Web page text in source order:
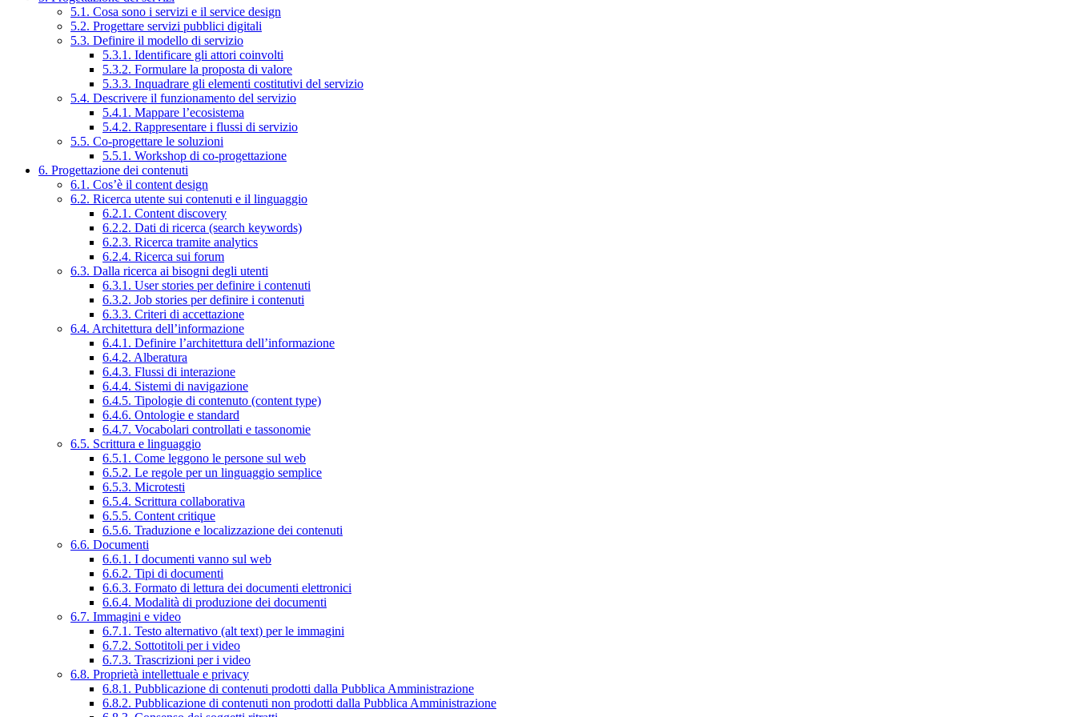
5.1. Cosa sono i servizi e il service design
5.2. Progettare servizi pubblici digitali
5.3. Definire il modello di servizio
5.3.1. Identificare gli attori coinvolti
5.3.2. Formulare la proposta di valore
5.3.3. Inquadrare gli elementi costitutivi del servizio
5.4. Descrivere il funzionamento del servizio
5.4.1. Mappare l’ecosistema
5.4.2. Rappresentare i flussi di servizio
5.5. Co-progettare le soluzioni
5.5.1. Workshop di co-progettazione
6. Progettazione dei contenuti
6.1. Cos’è il content design
6.2. Ricerca utente sui contenuti e il linguaggio
6.2.1. Content discovery
6.2.2. Dati di ricerca (search keywords)
6.2.3. Ricerca tramite analytics
6.2.4. Ricerca sui forum
6.3. Dalla ricerca ai bisogni degli utenti
6.3.1. User stories per definire i contenuti
6.3.2. Job stories per definire i contenuti
6.3.3. Criteri di accettazione
6.4. Architettura dell’informazione
6.4.1. Definire l’architettura dell’informazione
6.4.2. Alberatura
6.4.3. Flussi di interazione
6.4.4. Sistemi di navigazione
6.4.5. Tipologie di contenuto (content type)
6.4.6. Ontologie e standard
6.4.7. Vocabolari controllati e tassonomie
6.5. Scrittura e linguaggio
6.5.1. Come leggono le persone sul web
6.5.2. Le regole per un linguaggio semplice
6.5.3. Microtesti
6.5.4. Scrittura collaborativa
6.5.5. Content critique
6.5.6. Traduzione e localizzazione dei contenuti
6.6. Documenti
6.6.1. I documenti vanno sul web
6.6.2. Tipi di documenti
6.6.3. Formato di lettura dei documenti elettronici
6.6.4. Modalità di produzione dei documenti
6.7. Immagini e video
6.7.1. Testo alternativo (alt text) per le immagini
6.7.2. Sottotitoli per i video
6.7.3. Trascrizioni per i video
6.8. Proprietà intellettuale e privacy
6.8.1. Pubblicazione di contenuti prodotti dalla Pubblica Amministrazione
6.8.2. Pubblicazione di contenuti non prodotti dalla Pubblica Amministrazione